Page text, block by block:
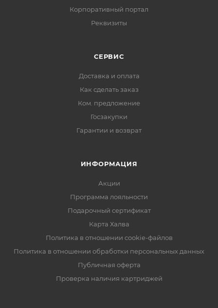
Корпоративный портал
Реквизиты
СЕРВИС
Доставка и оплата
Как сделать заказ
Ком. предложение
Госзакупки
Гарантии и возврат
ИНФОРМАЦИЯ
Акции
Программа лояльности
Подарочный сертификат
Карта Халва
Политика в отношении cookie-файлов
Политика в отношении обработки персональных данных
Публичная оферта
Проверка наличия картриджей